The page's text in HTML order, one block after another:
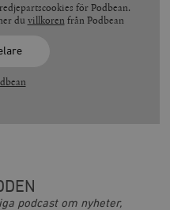
för Podbean.
du villkoren från Podbean
podcast om nyheter,